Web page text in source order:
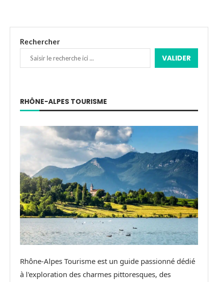
Rechercher
VALIDER
RHÔNE-ALPES TOURISME
Rhône-Alpes Tourisme est un guide passionné dédié
à l'exploration des charmes pittoresques, des